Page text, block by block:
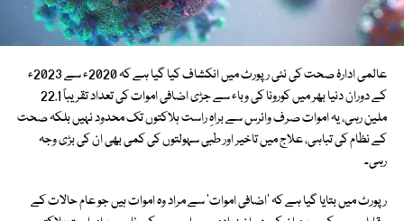
عالمی ادارۂ صحت کی نئی رپورٹ میں انکشاف کیا گیا ہے کہ 2020ء سے 2023ء
کے دوران دنیا بھر میں کورونا کی وباء سے جڑی اضافی اموات کی تعداد تقریباً 22.1
ملین رہی، یہ اموات صرف وائرس سے براہِ راست ہلاکتوں تک محدود نہیں بلکہ صحت
کے نظام کی تباہی، علاج میں تاخیر اور طبی سہولتوں کی کمی بھی ان کی بڑی وجہ
رہی۔
رپورٹ میں بتایا گیا ہے کہ ’اضافی اموات‘ سے مراد وہ اموات ہیں جو عام حالات کے